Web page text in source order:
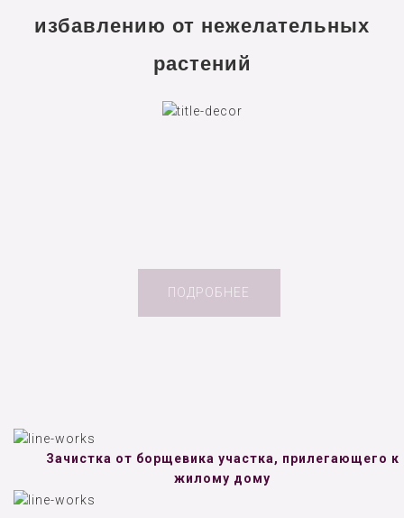
избавлению от нежелательных
растений
ПОДРОБНЕЕ
Зачистка от борщевика участка, прилегающего к
жилому дому